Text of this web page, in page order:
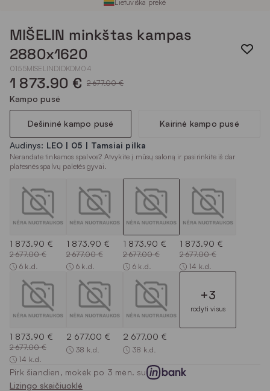
Lietuviška prekė
MIŠELIN minkštas kampas
2880x1620
0155MISELINDIDKDM04
1 873.90 € 2 677.00 €
Kampo pusė
Dešininė kampo pusė Kairinė kampo pusė
Audinys: LEO | 05 | Tamsiai pilka
Nerandate tinkamos spalvos? Atvykite į mūsų saloną ir pasirinkite iš dar
platesnės spalvų paletės gyvai.
1 873.90 €
2 677.00 €
6 k.d.
1 873.90 €
2 677.00 €
6 k.d.
1 873.90 €
2 677.00 €
6 k.d.
1 873.90 €
2 677.00 €
14 k.d.
1 873.90 €
2 677.00 €
14 k.d.
2 677.00 €
38 k.d.
2 677.00 €
38 k.d.
+3
rodyti visus
Pirk šiandien, mokėk po 3 mėn. su
Lizingo skaičiuoklė